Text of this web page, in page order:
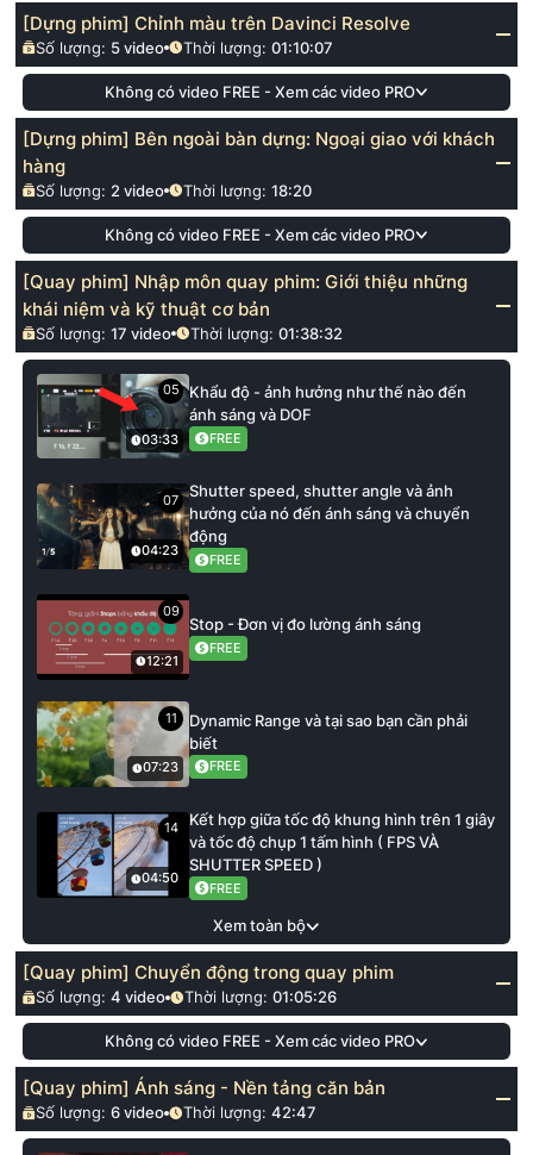
[Dựng phim] Chỉnh màu trên Davinci Resolve
Số lượng: 5 video Thời lượng: 01:10:07
Không có video FREE - Xem các video PRO
[Dựng phim] Bên ngoài bàn dựng: Ngoại giao với khách
hàng
Số lượng: 2 video Thời lượng: 18:20
Không có video FREE - Xem các video PRO
[Quay phim] Nhập môn quay phim: Giới thiệu những
khái niệm và kỹ thuật cơ bản
Số lượng:17 video Thời lượng: 01:38:32
05
03:33
Khẩu độ - ảnh hưởng như thế nào đến
ánh sáng và DOF
FREE
07
04:23
Shutter speed, shutter angle và ảnh
hưởng của nó đến ánh sáng và chuyển
động
FREE
09
12:21
Stop - Đơn vị đo lường ánh sáng
FREE
11
07:23
Dynamic Range và tại sao bạn cần phải
biết
FREE
14
04:50
Kết hợp giữa tốc độ khung hình trên 1 giây
và tốc độ chụp 1 tấm hình ( FPS VÀ
SHUTTER SPEED )
FREE
Xem toàn bộ
[Quay phim] Chuyển động trong quay phim
Số lượng:4 video Thời lượng: 01:05:26
Không có video FREE - Xem các video PRO
[Quay phim] Ánh sáng - Nền tảng căn bản
Số lượng:6 video Thời lượng: 42:47